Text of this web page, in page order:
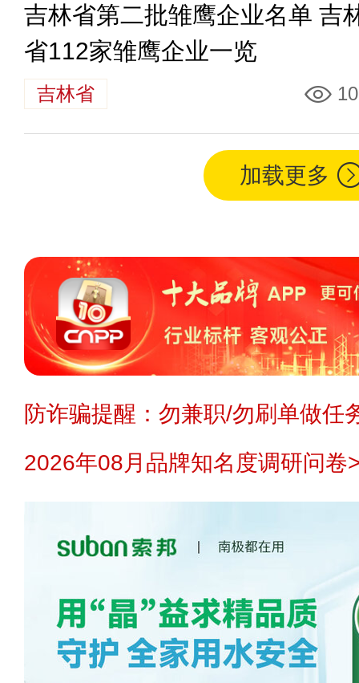
吉林省第二批雏鹰企业名单 吉
省112家雏鹰企业一览
吉林省
加载更多
防诈骗提醒：勿兼职/勿刷单做任
2026年08月品牌知名度调研问卷